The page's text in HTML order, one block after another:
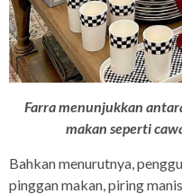
Farra menunjukkan
makan seperti
Bahkan menurutnya,
pinggan makan, piring